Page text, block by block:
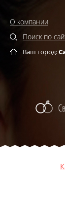
О компании
Поиск по
Ваш город: